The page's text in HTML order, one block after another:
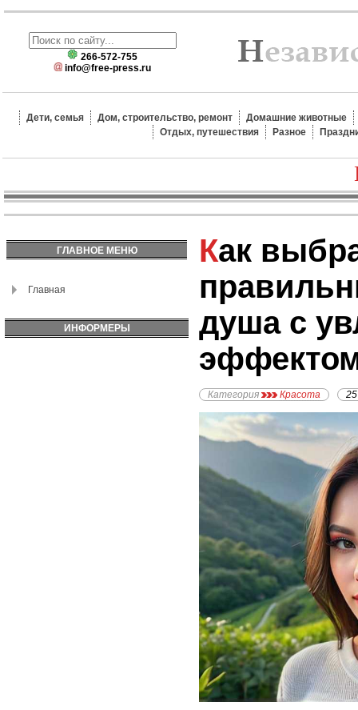
266-572-755
info@free-press.ru
Дети, семья Дом, строительство, ремонт
Домашние животные
Отдых, путешествия
Разное
ГЛАВНОЕ МЕНЮ
Главная
ИНФОРМЕРЫ
Как выбрать
душа с
Категория Красота